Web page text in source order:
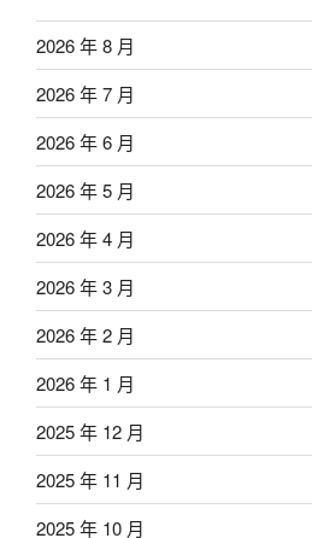
2026 年 8 月
2026 年 7 月
2026 年 6 月
2026 年 5 月
2026 年 4 月
2026 年 3 月
2026 年 2 月
2026 年 1 月
2025 年 12 月
2025 年 11 月
2025 年 10 月